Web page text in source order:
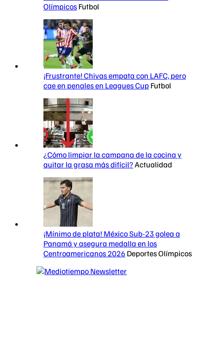
Olímpicos Futbol
¡Frustrante! Chivas empata con LAFC, pero
cae en penales en Leagues Cup Futbol
¿Cómo limpiar la campana de la cocina y
quitar la grasa más difícil?Actualidad
¡Mínimo de plata! México Sub-23 golea a
Panamá y asegura medalla en los
Centroamericanos 2026 Deportes Olímpicos